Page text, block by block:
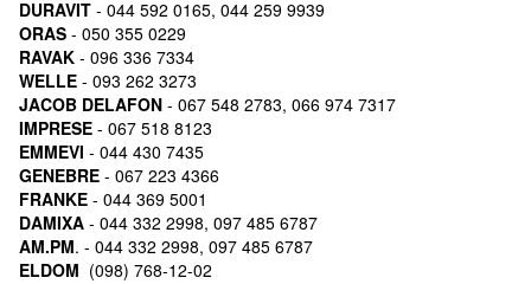
DURAVIT - 044 592 0165, 044 259 9939
ORAS - 050 355 0229
RAVAK - 096 336 7334
WELLE - 093 262 3273
JACOB DELAFON - 067 548 2783, 066 974 7317
IMPRESE - 067 518 8123
EMMEVI - 044 430 7435
GENEBRE - 067 223 4366
FRANKE - 044 369 5001
DAMIXA - 044 332 2998, 097 485 6787
AM.PM. - 044 332 2998, 097 485 6787
ELDOM (098) 768-12-02